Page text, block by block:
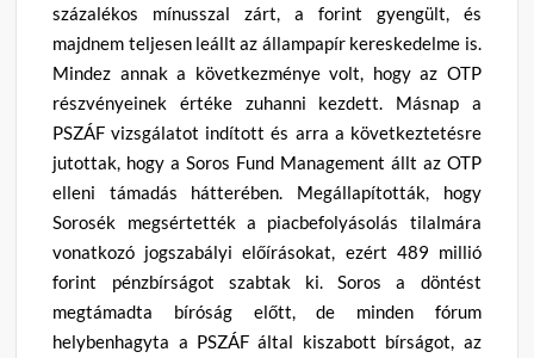
százalékos mínusszal zárt, a forint gyengült, és
majdnem teljesen leállt az állampapír kereskedelme is.
Mindez annak a következménye volt, hogy az OTP
részvényeinek értéke zuhanni kezdett. Másnap a
PSZÁF vizsgálatot indított és arra a következtetésre
jutottak, hogy a Soros Fund Management állt az OTP
elleni támadás hátterében. Megállapították, hogy
Sorosék megsértették a piacbefolyásolás tilalmára
vonatkozó jogszabályi előírásokat, ezért 489 millió
forint pénzbírságot szabtak ki. Soros a döntést
megtámadta bíróság előtt, de minden fórum
helybenhagyta a PSZÁF által kiszabott bírságot, az